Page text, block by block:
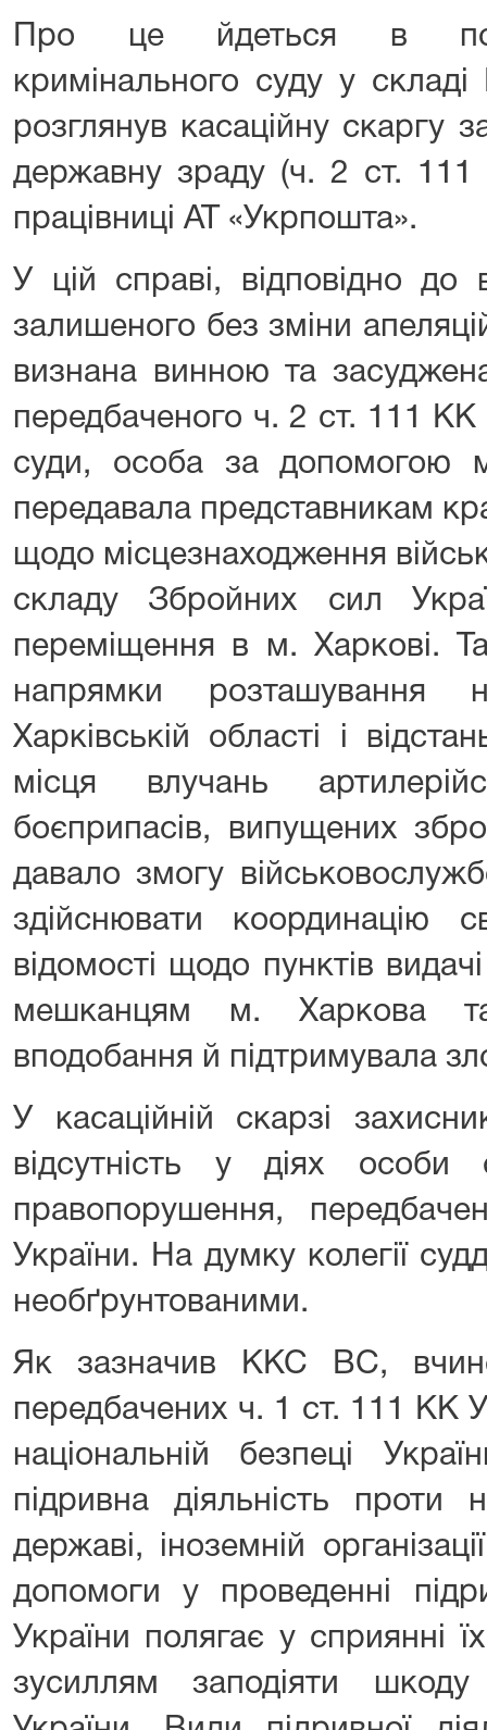
Про це йдеться в
кримінального суду у
розглянув касаційну скаргу
державну зраду (ч. 2 ст. 111
працівниці АТ «Укрпошта».
У цій справі, відповідно до
залишеного без зміни
визнана винною та
передбаченого ч. 2 ст. 111 КК
суди, особа за допомогою
передавала представникам
щодо місцезнаходження
складу Збройних сил
переміщення в м. Харкові.
напрямки розташування
Харківській області і
місця влучань
боєприпасів, випущених
давало змогу
здійснювати координацію
відомості щодо пунктів
мешканцям м. Харкова
вподобання й підтримувала
У касаційній скарзі
відсутність у діях особи
правопорушення,
України. На думку колегії
необґрунтованими.
Як зазначив ККС ВС,
передбачених ч. 1 ст. 111 КК
національній безпеці
підривна діяльність проти
державі, іноземній
допомоги у проведенні
України полягає у сприянні
зусиллям заподіяти шкоду